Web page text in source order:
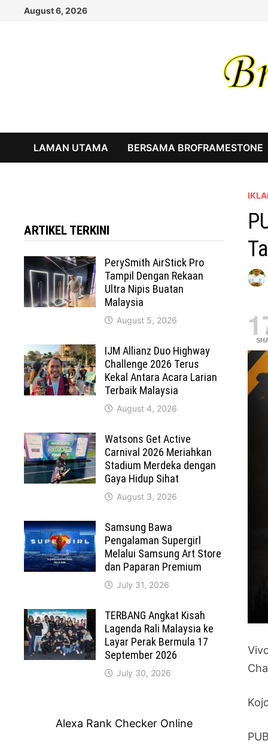
August 6, 2026
LAMAN UTAMA BERSAMA BROFRAMESTONE
ARTIKEL TERKINI
PerySmith AirStick Pro
Tampil Dengan Rekaan
Ultra Nipis Buatan
Malaysia
August 5, 2026
IJM Allianz Duo Highway
Challenge 2026 Terus
Kekal Antara Acara Larian
Terbaik Malaysia
August 4, 2026
Watsons Get Active
Carnival 2026 Meriahkan
Stadium Merdeka dengan
Gaya Hidup Sihat
August 3, 2026
Samsung Bawa
Pengalaman Supergirl
Melalui Samsung Art Store
dan Paparan Premium
July 31, 2026
TERBANG Angkat Kisah
Lagenda Rali Malaysia ke
Layar Perak Bermula 17
September 2026
July 30, 2026
Alexa Rank Checker Online